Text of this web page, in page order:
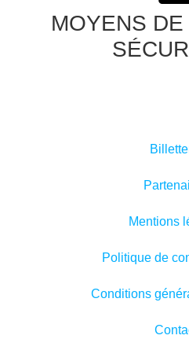
MOYENS
Mentions
Politique de
Conditions